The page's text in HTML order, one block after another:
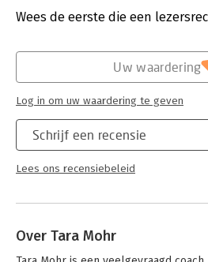
Wees de eerste die een
Schrijf een recensie
Lees ons recensiebeleid
Uw waardering
Log in om uw waardering te geven
Over Tara Mohr